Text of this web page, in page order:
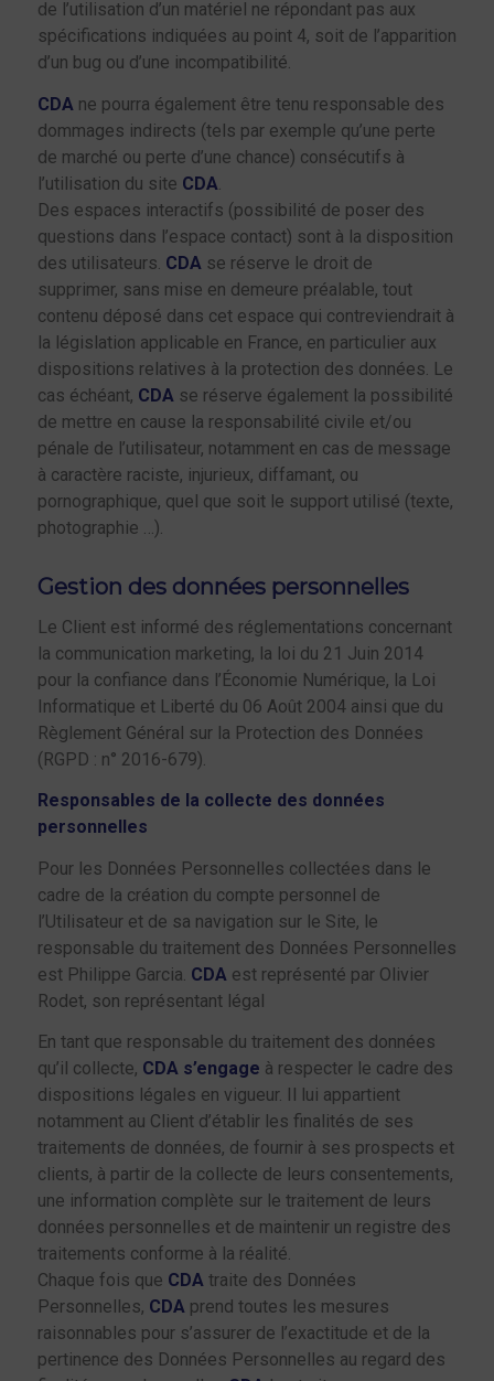
de l’utilisation d’un matériel ne répondant pas aux
spécifications indiquées au point 4, soit de l’apparition
d’un bug ou d’une incompatibilité.
CDA ne pourra également être tenu responsable des
dommages indirects (tels par exemple qu’une perte
de marché ou perte d’une chance) consécutifs à
l’utilisation du site CDA.
Des espaces interactifs (possibilité de poser des
questions dans l’espace contact) sont à la disposition
des utilisateurs. CDA se réserve le droit de
supprimer, sans mise en demeure préalable, tout
contenu déposé dans cet espace qui contreviendrait à
la législation applicable en France, en particulier aux
dispositions relatives à la protection des données. Le
cas échéant, CDA se réserve également la possibilité
de mettre en cause la responsabilité civile et/ou
pénale de l’utilisateur, notamment en cas de message
à caractère raciste, injurieux, diffamant, ou
pornographique, quel que soit le support utilisé (texte,
photographie …).
Gestion des données personnelles
Le Client est informé des réglementations concernant
la communication marketing, la loi du 21 Juin 2014
pour la confiance dans l’Économie Numérique, la Loi
Informatique et Liberté du 06 Août 2004 ainsi que du
Règlement Général sur la Protection des Données
(RGPD : n° 2016-679).
Responsables de la collecte des données
personnelles
Pour les Données Personnelles collectées dans le
cadre de la création du compte personnel de
l’Utilisateur et de sa navigation sur le Site, le
responsable du traitement des Données Personnelles
est Philippe Garcia. CDA est représenté par Olivier
Rodet, son représentant légal
En tant que responsable du traitement des données
qu’il collecte, CDA s’engage à respecter le cadre des
dispositions légales en vigueur. Il lui appartient
notamment au Client d’établir les finalités de ses
traitements de données, de fournir à ses prospects et
clients, à partir de la collecte de leurs consentements,
une information complète sur le traitement de leurs
données personnelles et de maintenir un registre des
traitements conforme à la réalité.
Chaque fois que CDA traite des Données
Personnelles, CDA prend toutes les mesures
raisonnables pour s’assurer de l’exactitude et de la
pertinence des Données Personnelles au regard des